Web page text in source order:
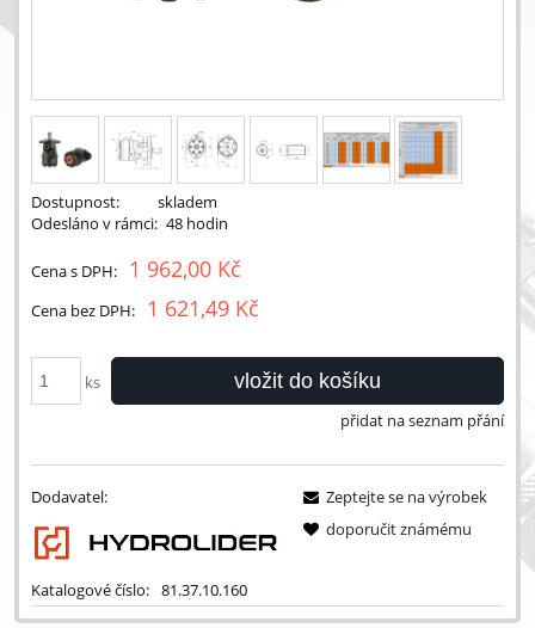
Dostupnost:
skladem
Odesláno v rámci: 48 hodin
Cena s DPH: 1 962,00 Kč
Cena bez DPH: 1 621,49 Kč
ks vložit do košíku
přidat na seznam přání
Dodavatel:
Katalogové číslo: 81.37.10.160
Zeptejte se na výrobek
doporučit známému